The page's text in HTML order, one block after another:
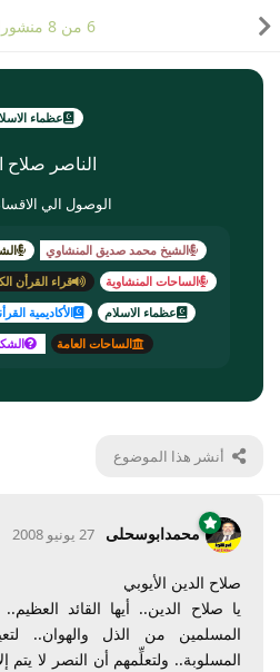
عظماء
الناصر صلاح
الوصول الي
الشيخ محمد صديق المنشاوي
الساحات المنشاوية
قراء القرأن
عظماء الاسلام
الأكاديمية
الساحات العامة
أنشر هذا الموضوع
6 من8
محمدابوسحلى 27 يونيو 2008
صلاح الدين الأيوبي
يا صلاح الدين.. أيها القائد
المسلمين من الذل والهوان..
المسلوبة.. ولتعلِّمهم أن النصر لا يتم